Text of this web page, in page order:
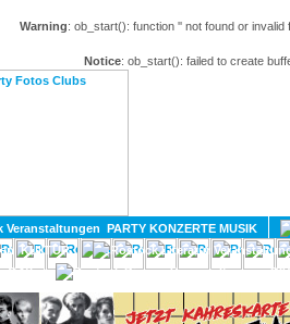
Warning: ob_start(): function '' not found or
Notice: ob_start(): failed to create
PARTY KONZERTE MUSIK
KULTUR
GAY